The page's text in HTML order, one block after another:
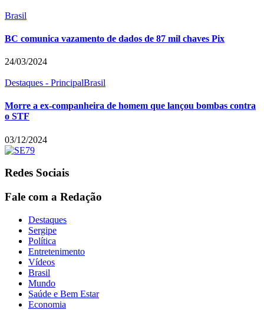
Brasil
BC comunica vazamento de dados de 87 mil chaves Pix
24/03/2024
Destaques - PrincipalBrasil
Morre a ex-companheira de homem que lançou bombas contra
o STF
03/12/2024
Redes Sociais
Fale com a Redação
Destaques
Sergipe
Política
Entretenimento
Vídeos
Brasil
Mundo
Saúde e Bem Estar
Economia